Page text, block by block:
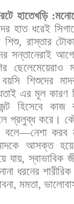
হাতেখড়ি:
হাত ধরেই
শিশু, রাস্তার
সন্তানেরাই আগে
ছেলেমেয়েরাও
বয়সি শিশুদের
এর মূল কারণ
হিসেবে কাজ
প্রলুব্ধ করে।
বলে—নেশা করব
আসক্ত হয়ে
যায়,স্বাভাবিক
নানা ধরনের শারীরিক
,মমতা,